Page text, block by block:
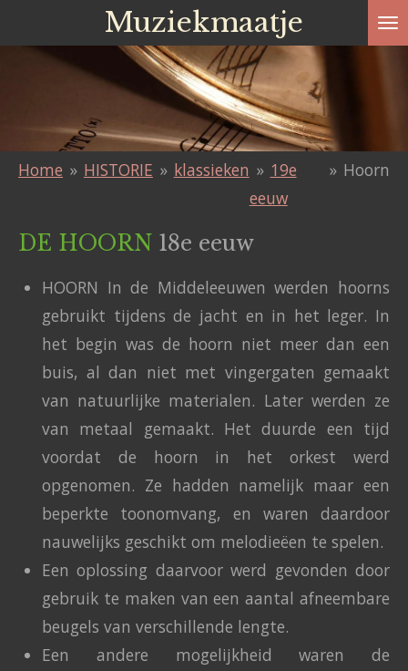
direct
hoofdinhoud
Muziekmaatje
Home » HISTORIE » klassieken » 19e
eeuw
» Hoorn
DE HOORN 18e eeuw
HOORN In de Middeleeuwen werden hoorns
gebruikt tijdens de jacht en in het leger. In
het begin was de hoorn niet meer dan een
buis, al dan niet met vingergaten gemaakt
van natuurlijke materialen. Later werden ze
van metaal gemaakt. Het duurde een tijd
voordat de hoorn in het orkest werd
opgenomen. Ze hadden namelijk maar een
beperkte toonomvang, en waren daardoor
nauwelijks geschikt om melodieëen te spelen.
Een oplossing daarvoor werd gevonden door
gebruik te maken van een aantal afneembare
beugels van verschillende lengte.
Een andere mogelijkheid waren de